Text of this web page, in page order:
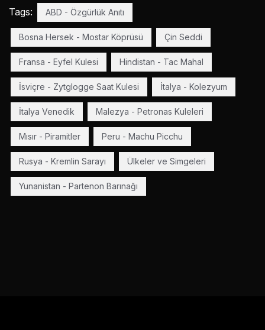
Tags: ABD - Özgürlük Anıtı
Bosna Hersek - Mostar Köprüsü Çin Seddi
Fransa - Eyfel Kulesi Hindistan - Tac Mahal
İsviçre - Zytglogge Saat Kulesi İtalya - Kolezyum
İtalya Venedik Malezya - Petronas Kuleleri
Mısır - Piramitler Peru - Machu Picchu
Rusya - Kremlin Sarayı Ülkeler ve Simgeleri
Yunanistan - Partenon Barınağı